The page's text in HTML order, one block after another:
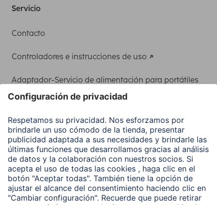
Servicio
Contacto
Controladores e instrucciones de uso
Adaptador-Servicio de alimentación para portátiles
Clientes online
Conviértete en distribuidor
Compañía